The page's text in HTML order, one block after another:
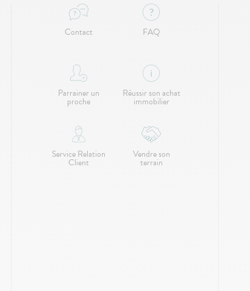
Contact FAQ
Parrainer un
proche
Réussir son achat
immobilier
Service Relation
Client
Vendre son
terrain